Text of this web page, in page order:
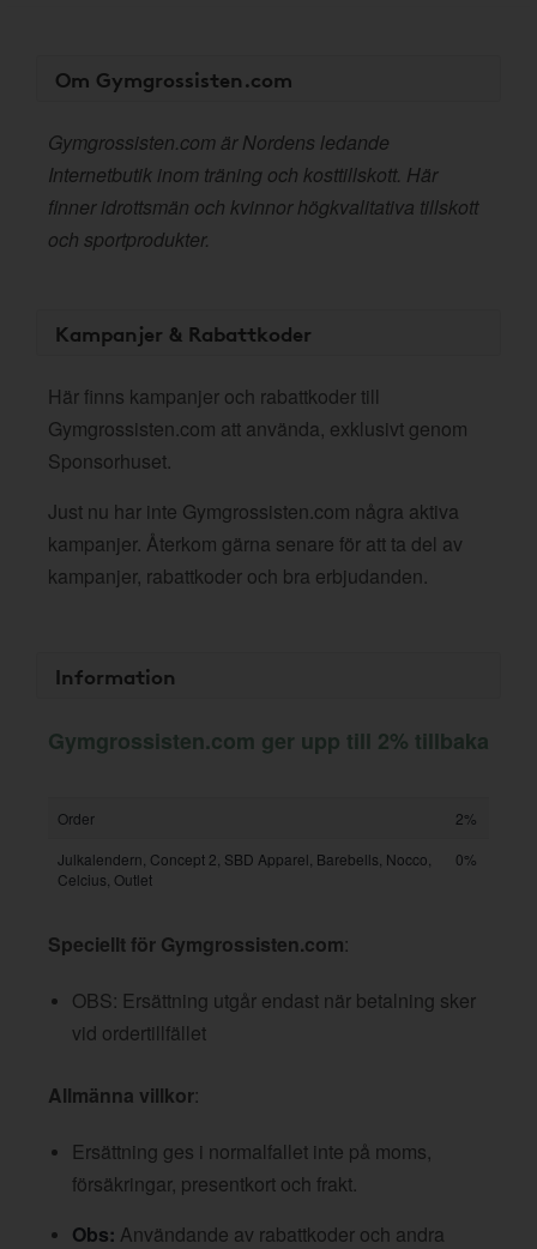
Om Gymgrossisten.com
Gymgrossisten.com är Nordens ledande
Internetbutik inom träning och kosttillskott. Här
finner idrottsmän och kvinnor högkvalitativa tillskott
och sportprodukter.
Kampanjer & Rabattkoder
Här finns kampanjer och rabattkoder till
Gymgrossisten.com att använda, exklusivt genom
Sponsorhuset.
Just nu har inte Gymgrossisten.com några aktiva
kampanjer. Återkom gärna senare för att ta del av
kampanjer, rabattkoder och bra erbjudanden.
Information
Gymgrossisten.com ger upp till 2% tillbaka
Order
2%
Julkalendern, Concept 2, SBD Apparel, Barebells, Nocco,
Celcius, Outlet
0%
Speciellt för Gymgrossisten.com:
OBS: Ersättning utgår endast när betalning sker
vid ordertillfället
Allmänna villkor:
Ersättning ges i normalfallet inte på moms,
försäkringar, presentkort och frakt.
Obs: Användande av rabattkoder och andra